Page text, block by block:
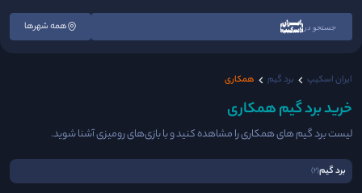
جستجو در همه شهرها
ایران اسکیپ برد گیم همکاری
خرید برد گیم همکاری
لیست برد گیم های همکاری را مشاهده کنید و با بازی‌های رومیزی آشنا شوید.
برد گیم(2)